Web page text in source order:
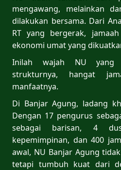
mengawang, melainkan
dilakukan bersama. Dari
RT yang bergerak,
ekonomi umat yang
Inilah wajah NU yang
strukturnya, hangat
manfaatnya.
Di Banjar Agung, ladang
Dengan 17 pengurus
sebagai barisan, 4
kepemimpinan, dan 400
awal, NU Banjar Agung
tetapi tumbuh kuat dari